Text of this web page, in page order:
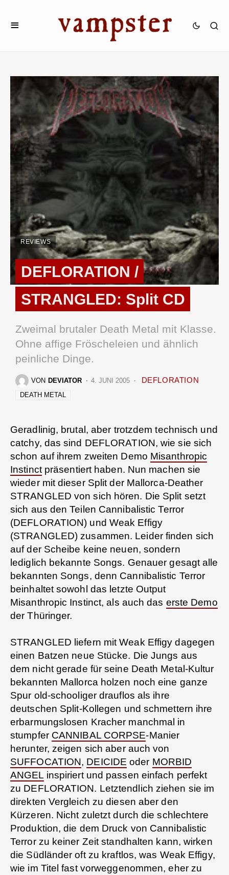
REVIEWS
DEFLORATION /
STRANGLED: Split CD
Zweimal brutaler Death Metal mit Klasse.
Ohne affige Fröscheleien und ähnlich
peinliche Dinge.
VON DEVIATOR 4. JUNI 2005 DEFLORATION
DEATH METAL
Geradlinig, brutal, aber trotzdem technisch und
catchy, das sind DEFLORATION, wie sie sich
schon auf ihrem zweiten Demo Misanthropic
Instinctpräsentiert haben. Nun machen sie
wieder mit dieser Split der Mallorca-Deather
STRANGLED von sich hören. Die Split setzt
sich aus den Teilen Cannibalistic Terror
(DEFLORATION) und Weak Effigy
(STRANGLED) zusammen. Leider finden sich
auf der Scheibe keine neuen, sondern
lediglich bekannte Songs. Genauer gesagt alle
bekannten Songs, denn Cannibalistic Terror
beinhaltet sowohl das letzte Output
Misanthropic Instinct, als auch das erste Demo
der Thüringer.
STRANGLED liefern mit Weak Effigy dagegen
einen Batzen neue Stücke. Die Jungs aus
dem nicht gerade für seine Death Metal-Kultur
bekannten Mallorca holzen noch eine ganze
Spur old-schooliger drauflos als ihre
deutschen Split-Kollegen und schmettern ihre
erbarmungslosen Kracher manchmal in
stumpfer CANNIBAL CORPSE-Manier
herunter, zeigen sich aber auch von
SUFFOCATION, DEICIDE oder MORBID
ANGEL inspiriert und passen einfach perfekt
zu DEFLORATION. Letztendlich ziehen sie im
direkten Vergleich zu diesen aber den
Kürzeren. Nicht zuletzt durch die schlechtere
Produktion, die dem Druck von Cannibalistic
Terror zu keiner Zeit standhalten kann, wirken
die Südländer oft zu kraftlos, was Weak Effigy,
wie im Titel fast vorweggenommen, eher zu